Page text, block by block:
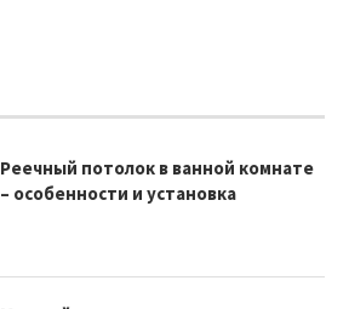
Реечный потолок в ванной комнате
– особенности и установка